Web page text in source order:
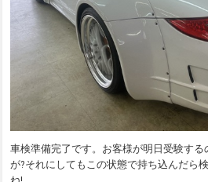
車検準備完了です。お客様が明日受験す
が?それにしてもこの状態で持ち込んだら